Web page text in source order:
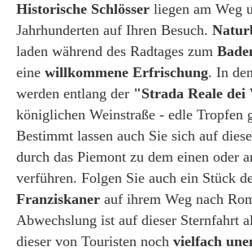
Historische Schlösser liegen am Weg
Jahrhunderten auf Ihren Besuch.
laden während des Radtages zum
eine willkommene Erfrischung. In
werden entlang der "Strada Reale dei
königlichen Weinstraße - edle Tropfen
Bestimmt lassen auch Sie sich auf
durch das Piemont zu dem einen oder
verführen. Folgen Sie auch ein Stück
Franziskaner auf ihrem Weg nach
Abwechslung ist auf dieser Sternfahrt
dieser von Touristen noch vielfach